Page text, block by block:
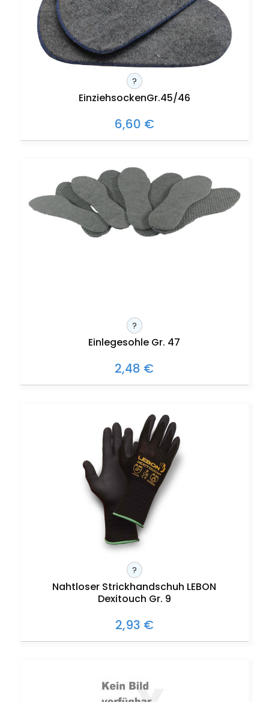
?
EinziehsockenGr.45/46
6,60 €
?
Einlegesohle Gr. 47
2,48 €
?
Nahtloser Strickhandschuh LEBON
Dexitouch Gr. 9
2,93 €